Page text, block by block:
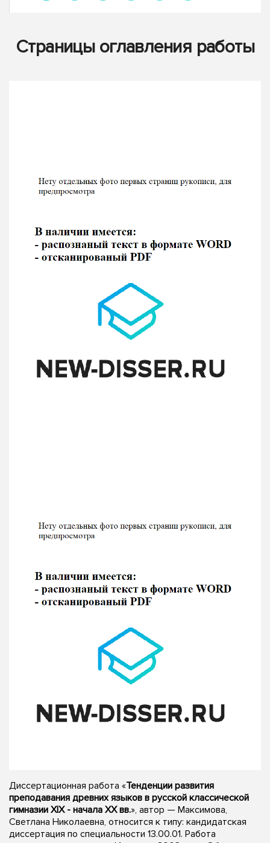
Страницы оглавления работы
Диссертационная работа «Тенденции развития
преподавания древних языков в русской классической
гимназии XIX - начала XX вв.», автор — Максимова,
Светлана Николаевна, относится к типу: кандидатская
диссертация по специальности 13.00.01. Работа